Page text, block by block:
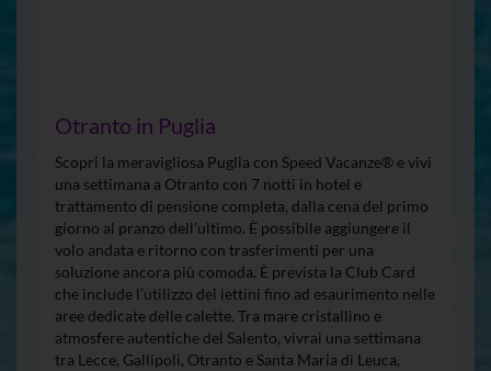
Otranto in Puglia
Scopri la meravigliosa Puglia con Speed Vacanze® e vivi
una settimana a Otranto con 7 notti in hotel e
trattamento di pensione completa, dalla cena del primo
giorno al pranzo dell’ultimo. È possibile aggiungere il
volo andata e ritorno con trasferimenti per una
soluzione ancora più comoda. È prevista la Club Card
che include l’utilizzo dei lettini fino ad esaurimento nelle
aree dedicate delle calette. Tra mare cristallino e
atmosfere autentiche del Salento, vivrai una settimana
tra Lecce, Gallipoli, Otranto e Santa Maria di Leuca,